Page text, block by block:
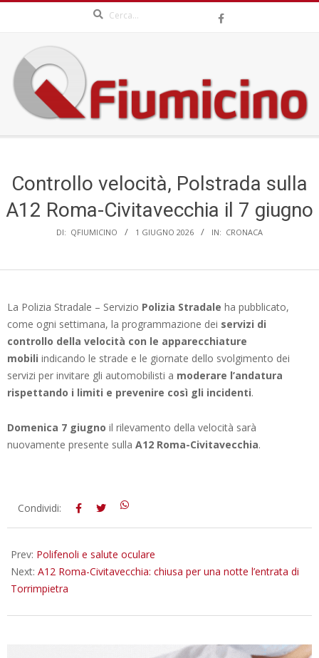
content
QFIUMICINO.COM
MenuControllo velocità, Polstrada sulla
A12 Roma-Civitavecchia il 7 giugno
DI: QFIUMICINO 1 GIUGNO 2026 IN: CRONACA
La Polizia Stradale – Servizio Polizia Stradale ha pubblicato,
come ogni settimana, la programmazione dei servizi di
controllo della velocità con le apparecchiature
mobili indicando le strade e le giornate dello svolgimento dei
servizi per invitare gli automobilisti a moderare l’andatura
rispettando i limiti e prevenire così gli incidenti.
Domenica 7 giugno il rilevamento della velocità sarà
nuovamente presente sulla A12 Roma-Civitavecchia.
2026-
Condividi:
Prev: Polifenoli e salute oculare
Next: A12 Roma-Civitavecchia: chiusa per una notte l’entrata di
Torrimpietra